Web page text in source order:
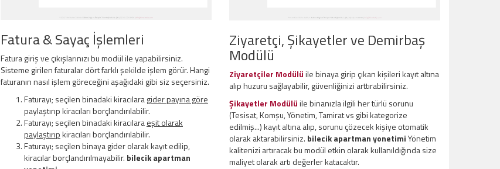
Fatura & Sayaç İşlemleri
Fatura giriş ve çıkışlarınızı bu modül ile yapabilirsiniz.
Sisteme girilen faturalar dört farklı şekilde işlem görür. Hangi
faturanın nasıl işlem göreceğini aşağıdaki gibi siz seçersiniz.
Faturayı; seçilen binadaki kiracılaragider payına göre
paylaştırıp kiracıları borçlandırılabilir.
Faturayı; seçilen binadaki kiracılaraeşit olarak
paylaştırıpkiracıları borçlandırılabilir.
Faturayı; seçilen binaya gider olarak kayıt edilip,
kiracılar borçlandırılmayabilir. bilecik apartman
Ziyaretçi, Şikayetler ve Demirbaş
Modülü
Ziyaretçiler Modülüile binaya girip çıkan kişileri kayıt altına
alıp huzuru sağlayabilir, güvenliğinizi arttırabilirsiniz.
Şikayetler Modülüile binanızla ilgili her türlü sorunu
(Tesisat, Komşu, Yönetim, Tamirat vs gibi kategorize
edilmiş...) kayıt altına alıp, sorunu çözecek kişiye otomatik
olarak aktarabilirsiniz. bilecik apartman yonetimiYönetim
kalitenizi artıracak bu modül etkin olarak kullanıldığında size
maliyet olarak artı değerler katacaktır.